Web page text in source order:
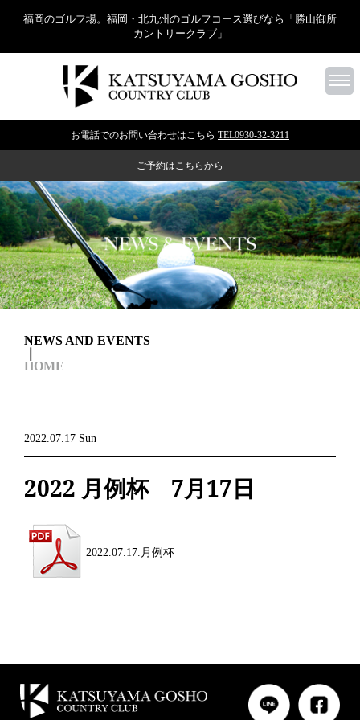
福岡のゴルフ場。福岡・北九州のゴルフコース選びなら「勝山御所
カントリークラブ」
お電話でのお問い合わせはこちら TEL0930-32-3211
ご予約はこちらから
HOME
NEWS AND EVENTS
2022.07.17 Sun
2022 月例杯 7月17日
2022.07.17.月例杯